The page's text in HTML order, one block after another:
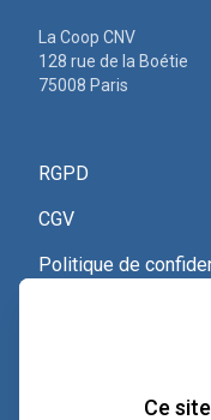
La Coop CNV
128 rue de la Boétie
75008 Paris
RGPD
CGV
Politique de
Voir le certificat
Ce